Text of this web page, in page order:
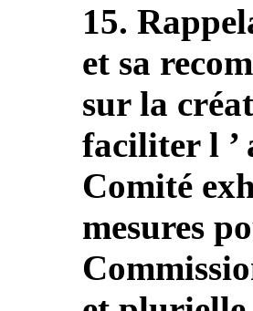
15.
et sa
sur la
faciliter l ’
Comité
mesures